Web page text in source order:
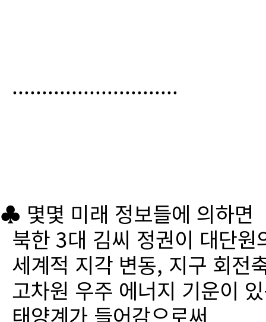
............................
♣ 몇몇 미래 정보들에 의하면
북한 3대 김씨 정권이 대단
세계적 지각 변동, 지구 회전
고차원 우주 에너지 기운이
태양계가 들어감으로써